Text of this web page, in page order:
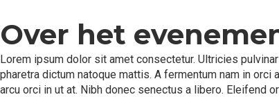
Over het
Lorem ipsum dolor sit amet consectetur. Ultricies
pharetra dictum natoque mattis. A fermentum nam in
arcu orci in ut at. Nibh donec senectus a libero. Eleifend